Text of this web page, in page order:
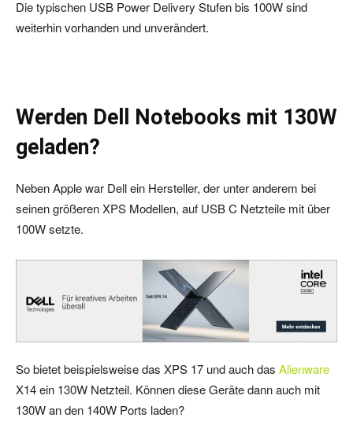
Die typischen USB Power Delivery Stufen bis 100W sind
weiterhin vorhanden und unverändert.
Werden Dell Notebooks mit 130W
geladen?
Neben Apple war Dell ein Hersteller, der unter anderem bei
seinen größeren XPS Modellen, auf USB C Netzteile mit über
100W setzte.
So bietet beispielsweise das XPS 17 und auch das Alienware
X14 ein 130W Netzteil. Können diese Geräte dann auch mit
130W an den 140W Ports laden?